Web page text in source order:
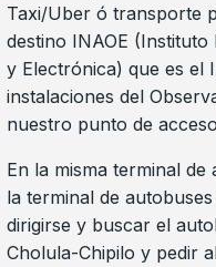
Taxi/Uber ó transporte
destino INAOE
y Electrónica) que es el
instalaciones del
nuestro punto de
En la misma terminal
la terminal de
dirigirse y buscar el
Cholula-Chipilo y pedir